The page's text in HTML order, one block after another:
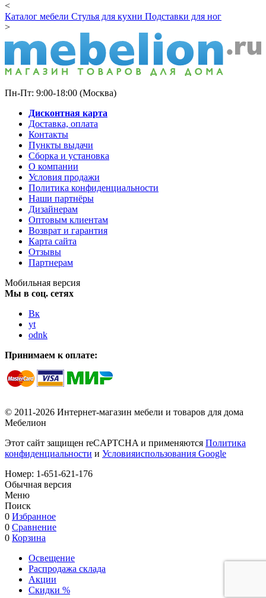
<
Каталог мебели Стулья для кухни Подставки для ног
>
Пн-Пт: 9:00-18:00 (Москва)
Дисконтная карта
Доставка, оплата
Контакты
Пункты выдачи
Сборка и установка
О компании
Условия продажи
Политика конфиденциальности
Наши партнёры
Дизайнерам
Оптовым клиентам
Возврат и гарантия
Карта сайта
Отзывы
Партнерам
Мобильная версия
Мы в соц. сетях
Вк
yt
odnk
Принимаем к оплате:
© 2011-2026 Интернет-магазин мебели и товаров для дома
Мебелион
Этот сайт защищен reCAPTCHA и применяются Политика
конфиденциальности и Условияиспользования Google
Номер: 1-651-621-176
Обычная версия
Меню
Поиск
0 Избранное
0 Сравнение
0 Корзина
Освещение
Распродажа склада
Акции
Скидки %